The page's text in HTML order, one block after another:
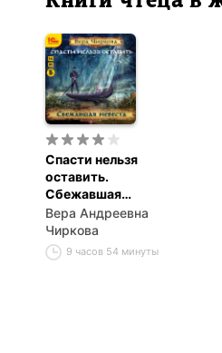
Спасти нельзя
оставить.
Сбежавшая
невеста
Вера Андреевна
Чиркова
9 часов 54 минуты